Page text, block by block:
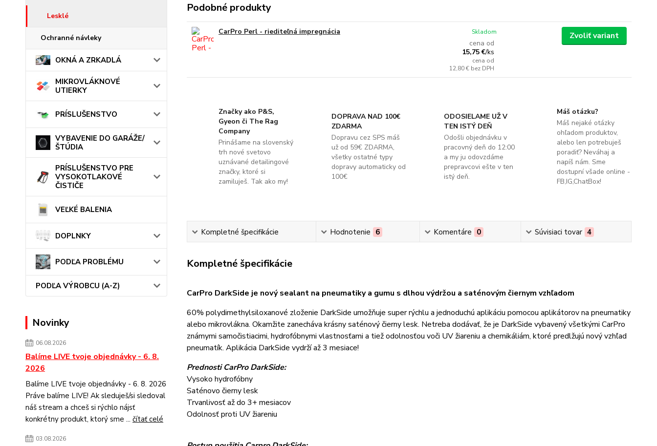
Lesklé
Ochranné návleky
OKNÁ A ZRKADLÁ
MIKROVLÁKNOVÉ
UTIERKY
PRÍSLUŠENSTVO
VYBAVENIE DO GARÁŽE/
ŠTÚDIA
PRÍSLUŠENSTVO PRE
VYSOKOTLAKOVÉ
ČISTIČE
VEĽKÉ BALENIA
DOPLNKY
PODĽA PROBLÉMU
PODĽA VÝROBCU (A-Z)
Novinky
06.08.2026
Balíme LIVE tvoje objednávky - 6. 8.
2026
Balíme LIVE tvoje objednávky - 6. 8. 2026
Práve balíme LIVE! Ak sleduješ/si sledoval
náš stream a chceš si rýchlo nájsť
konkrétny produkt, ktorý sme ... čítať celé
03.08.2026
Podobné produkty
CarPro Perl - riediteľná impregnácia
cena od
15,75 €/ks
cena od
12,80 € bez DPH
Skladom Zvoliť variant
Značky ako P&S,
Gyeon či The Rag
Company
Prinášame na slovenský
trh nové svetovo
uznávané detailingové
značky, ktoré si
zamiluješ. Tak ako my!
DOPRAVA NAD 100€
ZDARMA
Dopravu cez SPS máš
už od 59€ ZDARMA,
všetky ostatné typy
dopravy automaticky od
100€
ODOSIELAME UŽ V
TEN ISTÝ DEŇ
Odošli objednávku v
pracovný deň do 12:00
a my ju odovzdáme
prepravcovi ešte v ten
istý deň.
Máš otázku?
Máš nejaké otázky
ohľadom produktov,
alebo len potrebuješ
poradiť? Neváhaj a
napíš nám. Sme
dostupní všade online -
FB,IG,ChatBox!
Kompletné špecifikácie Hodnotenie 6 Komentáre 0 Súvisiaci tovar 4
Kompletné špecifikácie
CarPro DarkSide je nový sealant na pneumatiky a gumu s dlhou výdržou a saténovým čiernym vzhľadom
60% polydimethylsiloxanové zloženie DarkSide umožňuje super rýchlu a jednoduchú aplikáciu pomocou aplikátorov na pneumatiky
alebo mikrovlákna. Okamžite zanecháva krásny saténový čierny lesk. Netreba dodávať, že je DarkSide vybavený všetkými CarPro
známymi samočistiacimi, hydrofóbnymi vlastnosťami a tiež odolnosťou voči UV žiareniu a chemikáliám, ktoré predlžujú nový vzhľad
pneumatík. Aplikácia DarkSide vydrží až 3 mesiace!
Prednosti CarPro DarkSide:
Vysoko hydrofóbny
Saténovo čierny lesk
Trvanlivosť až do 3+ mesiacov
Odolnosť proti UV žiareniu